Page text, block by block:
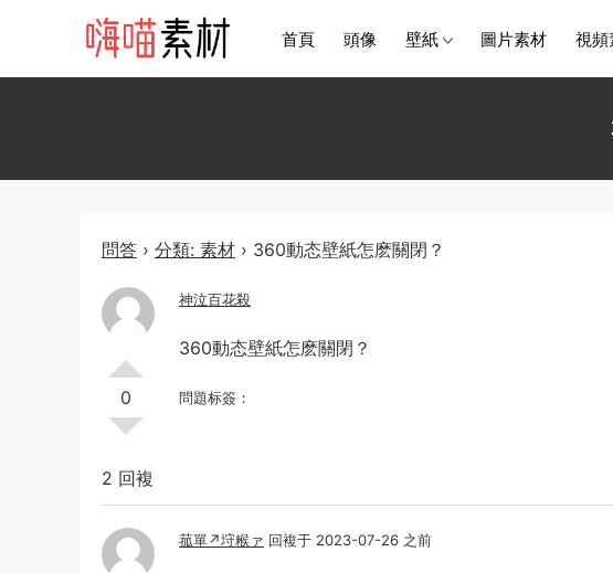
首頁 頭像 壁紙 圖片素材 視頻
問答 › 分類: 素材 › 360動态壁紙怎麽關閉？
0
神泣百花殺
360動态壁紙怎麽關閉？
問題标簽：
2 回複
菰單↗垨糇ァ 回複于 2023-07-26 之前